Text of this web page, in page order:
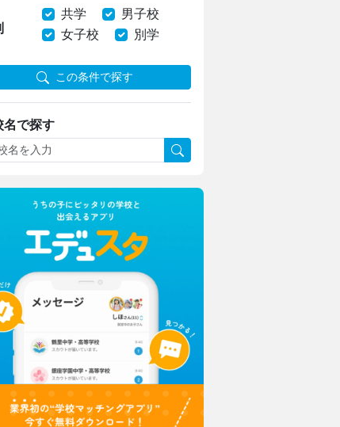
共学
男子校
女子校
別学
この条件で探す
名で探す